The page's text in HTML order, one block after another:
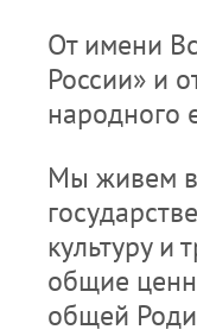
От имени
России» и
народного
Мы живем в
культуру и
общие
общей